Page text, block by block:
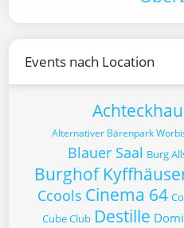
Events nach Location
Alternativer Bärenpark
Blauer Saal Burg
Burghof
Ccools Cinema 64
Cube Club Destille